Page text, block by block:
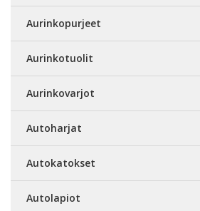
Aurinkopurjeet
Aurinkotuolit
Aurinkovarjot
Autoharjat
Autokatokset
Autolapiot